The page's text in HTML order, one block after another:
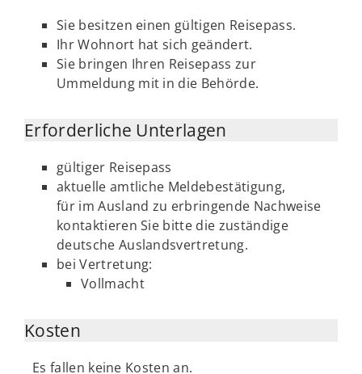
Sie besitzen einen gültigen Reisepass.
Ihr Wohnort hat sich geändert.
Sie bringen Ihren Reisepass zur
Ummeldung mit in die Behörde.
Erforderliche Unterlagen
gültiger Reisepass
aktuelle amtliche Meldebestätigung,
für im Ausland zu erbringende Nachweise
kontaktieren Sie bitte die zuständige
deutsche Auslandsvertretung.
bei Vertretung:
Vollmacht
Kosten
Es fallen keine Kosten an.